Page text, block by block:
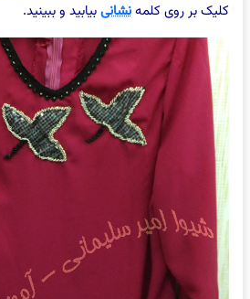
کلیک بر روی کلمهنشانیبیابید و ببینید.